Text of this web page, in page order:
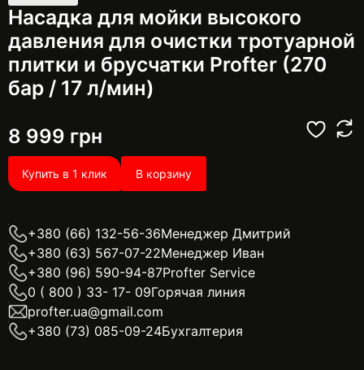
Насадка для мойки высокого
давления для очистки тротуарной
плитки и брусчатки Profter (270
бар / 17 л/мин)
8 999 грн
Купить в 1 клик В корзину
+380 (66) 132-56-36Менеджер Дмитрий
+380 (63) 567-07-22Менеджер Иван
+380 (96) 590-94-87Profter Service
0 ( 800 ) 33- 17- 09Горячая линия
profter.ua@gmail.com
+380 (73) 085-09-24Бухгалтерия